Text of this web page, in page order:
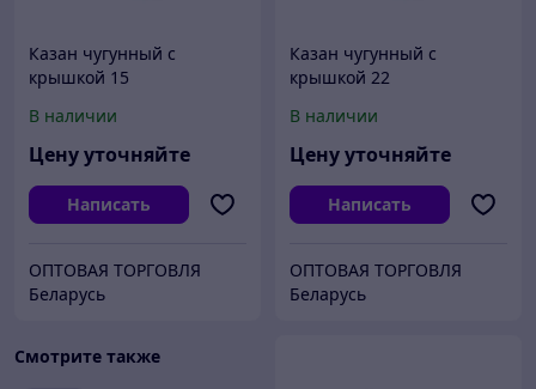
Казан чугунный с
крышкой 15
В наличии
Цену уточняйте
Написать
ОПТОВАЯ ТОРГОВЛЯ
Беларусь
Казан чугунный с
крышкой 22
В наличии
Цену уточняйте
Написать
ОПТОВАЯ ТОРГОВЛЯ
Беларусь
Смотрите также